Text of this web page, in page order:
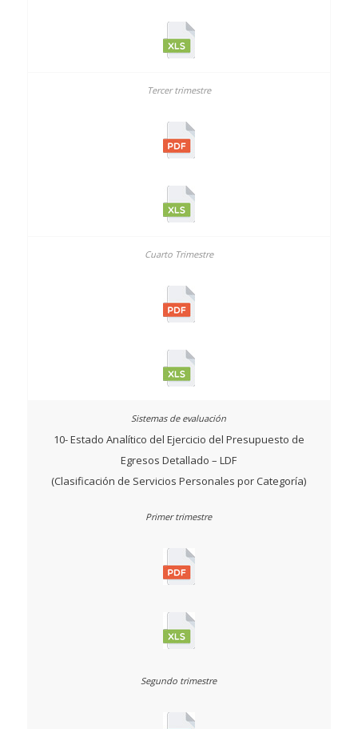
10- Estado Analítico del Ejercicio del Presupuesto de
Egresos Detallado – LDF
(Clasificación de Servicios Personales por Categoría)